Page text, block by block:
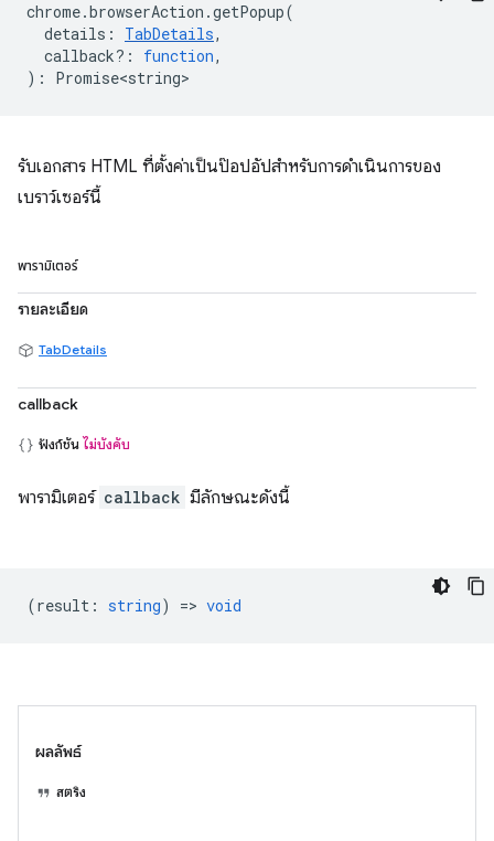
chrome.browserAction .getPopup(
details : TabDetails,
callback? : function,
) : Promise<string>
รับเอกสาร HTML ที่ตั้งค่าเป็นป๊อปอัปสำหรับการดำเนินการของ
เบราว์เซอร์นี้
พารามิเตอร์
รายละเอียด
TabDetails
callback
ฟังก์ชัน ไม่บังคับ
พารามิเตอร์ callback มีลักษณะดังนี้
(result : string) => void
ผลลัพธ์
สตริง